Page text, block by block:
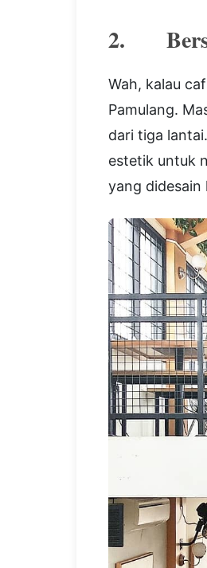
2.
Wah, kalau
Pamulang.
dari tiga
estetik untuk
yang didesain